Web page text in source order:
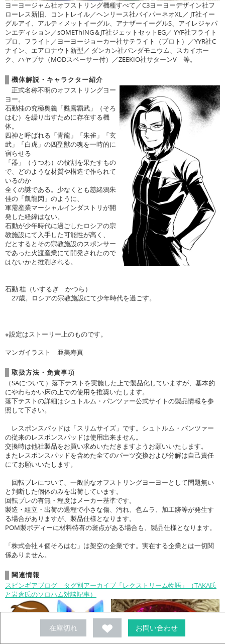
在庫切れ お問い合わせ
ヨーヨージャム社オフストリング機種すべて／C3ヨーヨーデザイン社フ
ローレス新旧、コントレイル／ヘンリース社バイパーネオXL／ JT社イー
グルアイ、アルティメットイーグル、アナザーイーグルS、アイレジャパ
ンエディション／sOMEThING＆JT社ジェットセットEG／ YYF社フライト
プロ、フライト／ヨーヨージョーカー社サテライト（プロト）／YYR社C
ナイン、エアロナウト新型／ ダンカン社パンダモニウム、スカイホー
ク、ハヤブサ（MODスペーサー付）／ZEEKIO社サターンV 等。
機体解説・キャラクター紹介
正式名称不明のオフストリングヨー
ヨー。
石動桂の究極奥義「甦露覇武」（そろ
はむ）を繰り出すために存在する機
体。
四神と呼ばれる「青龍」「朱雀」「玄
武」「白虎」の四聖獣の魂を一時的に
宿らせる
「器」（うつわ）の役割を果たすもの
で、どのような材質や構造で作られて
いるのか
全くの謎である。少なくとも慈緒鴉朱
佳の「凱龍閃」のように、
軍需産業マーシャルインダストリが開
発した経緯はない。
石動が少年時代に過ごしたロシアの宗
教施設にて入手した可能性が高く、
だとするとその宗教施設のスポンサー
であった火渡産業にて開発されたので
はないかと推測される。
石動 桂（いするぎ かつら）
27歳。ロシアの宗教施設にて少年時代を過ごす。
※設定はストーリー上のものです。
マンガイラスト 亜美寿真
取扱方法・免責事項
（SAについて）落下テストを実施した上で製品化していますが、基本的
にやわらかい床の上での使用を推奨いたします。
落下テストの詳細はシュトルム・パンツァー公式サイトの製品情報を参
照して下さい。
レスポンスパッドは「スリムサイズ」です。シュトルム・パンツァー
の従来のレスポンスパッドは使用出来ません。
交換時は他社製品をお買い求めいただきますようお願いいたします。
またレスポンスパッドを含めた全てのパーツ交換および分解は自己責任
にてお願いいたします。
回転ブレについて、一般的なオフストリングヨーヨーとして問題無い
と判断した個体のみを出荷しています。
回転ブレの有無・程度はメーカー基準です。
製造・組立・出荷の過程で小さな傷、汚れ、色ムラ、加工跡等が発生す
る場合がありますが、製品仕様となります。
POM製ボディーに材料特有の斑点がある場合も、製品仕様となります。
「株式会社４個そろはむ」は架空の企業です。実在する企業とは一切関
係ありません。
関連情報
スピンギアブログ タグ別アーカイブ「レクストリーム物語」（TAKA氏
と岩倉氏のソロハム対談記事）